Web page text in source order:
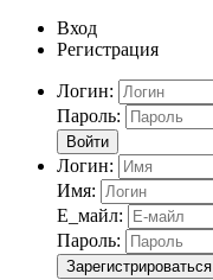
Вход
Регистрация
Логин:
Пароль:
Войти
Логин:
Имя:
Е_майл:
Пароль:
Зарегистрироваться